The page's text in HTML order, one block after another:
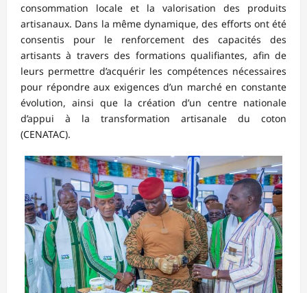
consommation locale et la valorisation des produits
artisanaux. Dans la même dynamique, des efforts ont été
consentis pour le renforcement des capacités des
artisants à travers des formations qualifiantes, afin de
leurs permettre d’acquérir les compétences nécessaires
pour répondre aux exigences d’un marché en constante
évolution, ainsi que la création d’un centre nationale
d’appui à la transformation artisanale du coton
(CENATAC).